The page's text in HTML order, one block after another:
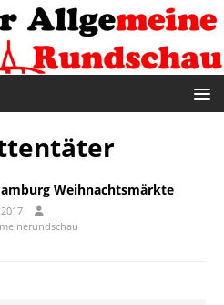
Weihnachtsmärkte